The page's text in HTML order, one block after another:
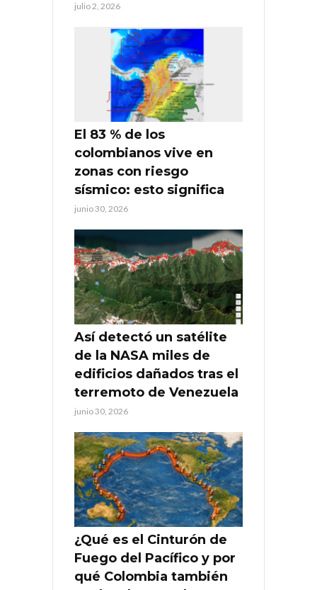
julio 2, 2026
El 83 % de los
colombianos vive en
zonas con riesgo
sísmico: esto significa
junio 30, 2026
Así detectó un satélite
de la NASA miles de
edificios dañados tras el
terremoto de Venezuela
junio 30, 2026
¿Qué es el Cinturón de
Fuego del Pacífico y por
qué Colombia también